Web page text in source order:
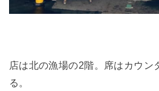
店は北の漁場の2階。席はカウン
る。